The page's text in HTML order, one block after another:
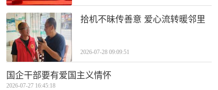
拾机不昧传善意 爱心流转暖邻里
2026-07-28 09:09:51
国企干部要有爱国主义情怀
2026-07-27 16:45:18